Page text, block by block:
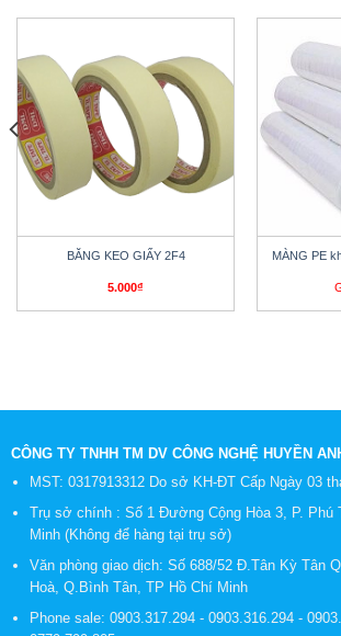
BĂNG KEO GIẤY 2F4
5.000₫
MÀNG PE
CÔNG TY TNHH TM DV CÔNG NGHỆ HUYỀN
MST: 0317913312 Do sở KH-ĐT Cấp Ngày 03
Trụ sở chính : Số 1 Đường Cộng Hòa 3, P. Phú
Minh (Không để hàng tại trụ sở)
Văn phòng giao dịch: Số 688/52 Đ.Tân Kỳ Tân
Hoà, Q.Bình Tân, TP Hồ Chí Minh
Phone sale: 0903.317.294 - 0903.316.294 -